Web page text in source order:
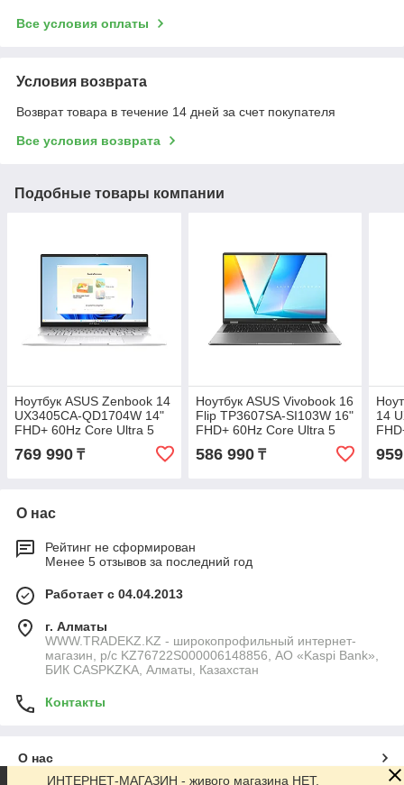
Все условия оплаты
Условия возврата
Возврат товара в течение 14 дней за счет покупателя
Все условия возврата
Подобные товары компании
Ноутбук ASUS Zenbook 14
UX3405CA-QD1704W 14"
FHD+ 60Hz Core Ultra 5
225H 16GB 512GB Win11
769 990 ₸
Ноутбук ASUS Vivobook 16
Flip TP3607SA-SI103W 16"
FHD+ 60Hz Core Ultra 5
226V 16GB 512GB Win 11
586 990₸
14
О нас
Рейтинг не сформирован
Менее 5 отзывов за последний год
Работает с 04.04.2013
г. Алматы
WWW.TRADEKZ.KZ - широкопрофильный интернет-
магазин, р/с KZ76722S000006148856, АО «Kaspi Bank»,
БИК CASPKZKA, Алматы, Казахстан
Контакты
О нас
ИНТЕРНЕТ-МАГАЗИН - живого магазина НЕТ.